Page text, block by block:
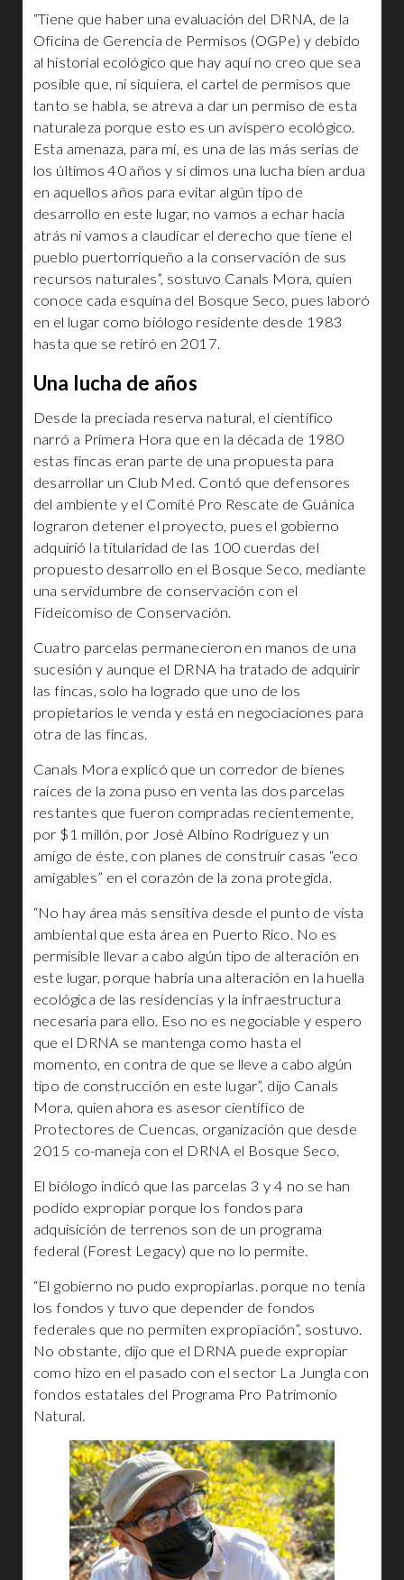
“Tiene que haber una evaluación del DRNA, de la
Oficina de Gerencia de Permisos (OGPe) y debido
al historial ecológico que hay aquí no creo que sea
posible que, ni siquiera, el cartel de permisos que
tanto se habla, se atreva a dar un permiso de esta
naturaleza porque esto es un avispero ecológico.
Esta amenaza, para mí, es una de las más serias de
los últimos 40 años y si dimos una lucha bien ardua
en aquellos años para evitar algún tipo de
desarrollo en este lugar, no vamos a echar hacia
atrás ni vamos a claudicar el derecho que tiene el
pueblo puertorriqueño a la conservación de sus
recursos naturales”, sostuvo Canals Mora, quien
conoce cada esquina del Bosque Seco, pues laboró
en el lugar como biólogo residente desde 1983
hasta que se retiró en 2017.
Una lucha de años
Desde la preciada reserva natural, el científico
narró a Primera Hora que en la década de 1980
estas fincas eran parte de una propuesta para
desarrollar un Club Med. Contó que defensores
del ambiente y el Comité Pro Rescate de Guánica
lograron detener el proyecto, pues el gobierno
adquirió la titularidad de las 100 cuerdas del
propuesto desarrollo en el Bosque Seco, mediante
una servidumbre de conservación con el
Fideicomiso de Conservación.
Cuatro parcelas permanecieron en manos de una
sucesión y aunque el DRNA ha tratado de adquirir
las fincas, solo ha logrado que uno de los
propietarios le venda y está en negociaciones para
otra de las fincas.
Canals Mora explicó que un corredor de bienes
raíces de la zona puso en venta las dos parcelas
restantes que fueron compradas recientemente,
por $1 millón, por José Albino Rodríguez y un
amigo de éste, con planes de construir casas “eco
amigables” en el corazón de la zona protegida.
“No hay área más sensitiva desde el punto de vista
ambiental que esta área en Puerto Rico. No es
permisible llevar a cabo algún tipo de alteración en
este lugar, porque habría una alteración en la huella
ecológica de las residencias y la infraestructura
necesaria para ello. Eso no es negociable y espero
que el DRNA se mantenga como hasta el
momento, en contra de que se lleve a cabo algún
tipo de construcción en este lugar”, dijo Canals
Mora, quien ahora es asesor científico de
Protectores de Cuencas, organización que desde
2015 co-maneja con el DRNA el Bosque Seco.
El biólogo indicó que las parcelas 3 y 4 no se han
podido expropiar porque los fondos para
adquisición de terrenos son de un programa
federal (Forest Legacy) que no lo permite.
“El gobierno no pudo expropiarlas. porque no tenía
los fondos y tuvo que depender de fondos
federales que no permiten expropiación”, sostuvo.
No obstante, dijo que el DRNA puede expropiar
como hizo en el pasado con el sector La Jungla con
fondos estatales del Programa Pro Patrimonio
Natural.